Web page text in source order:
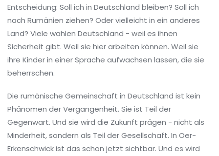
Entscheidung: Soll ich in Deutschland bleiben? Soll ich
nach Rumänien ziehen? Oder vielleicht in ein anderes
Land? Viele wählen Deutschland - weil es ihnen
Sicherheit gibt. Weil sie hier arbeiten können. Weil sie
ihre Kinder in einer Sprache aufwachsen lassen, die sie
beherrschen.
Die rumänische Gemeinschaft in Deutschland ist kein
Phänomen der Vergangenheit. Sie ist Teil der
Gegenwart. Und sie wird die Zukunft prägen - nicht als
Minderheit, sondern als Teil der Gesellschaft. In Oer-
Erkenschwick ist das schon jetzt sichtbar. Und es wird